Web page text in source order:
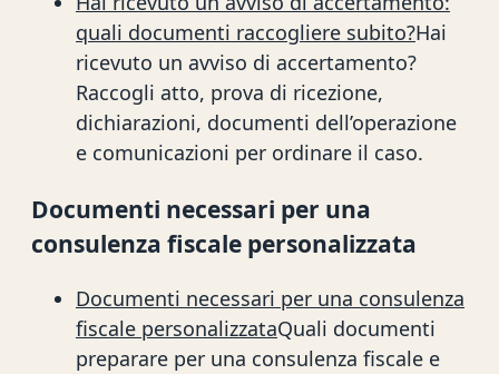
quali documenti raccogliere subito?Hai
ricevuto un avviso di accertamento?
Raccogli atto, prova di ricezione,
dichiarazioni, documenti dell’operazione
e comunicazioni per ordinare il caso.
Documenti necessari per una
consulenza fiscale personalizzata
Documenti necessari per una consulenza
fiscale personalizzataQuali documenti
preparare per una consulenza fiscale e